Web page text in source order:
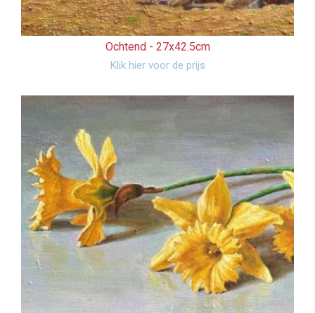
Ochtend - 27x42.5cm
Klik hier voor de prijs